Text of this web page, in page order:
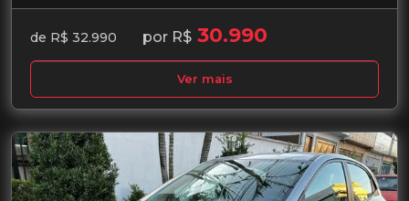
de R$ 32.990 por R$ 30.990
Ver mais